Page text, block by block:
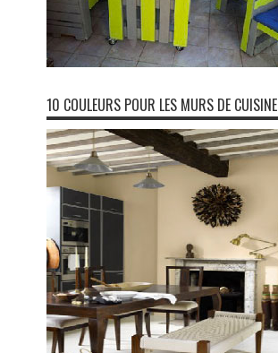
10 COULEURS POUR LES MURS DE CUISINE